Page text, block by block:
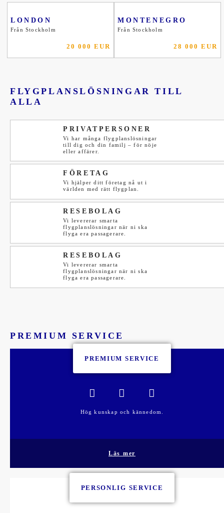
LONDON
Från Stockholm
20 000 EUR
MONTENEGRO
Från Stockholm
28 000 EUR
FLYGPLANSLÖSNINGAR TILL
ALLA
PRIVATPERSONER
Vi har många flygplanslösningar
till dig och din familj – för nöje
eller affärer.
FÖRETAG
Vi hjälper ditt företag nå ut i
världen med rätt flygplan.
RESEBOLAG
Vi levererar smarta
flygplanslösningar när ni ska
flyga era passagerare.
RESEBOLAG
Vi levererar smarta
flygplanslösningar när ni ska
flyga era passagerare.
PREMIUM SERVICE
PREMIUM SERVICE
Hög kunskap och kännedom.
Läs mer
PERSONLIG SERVICE